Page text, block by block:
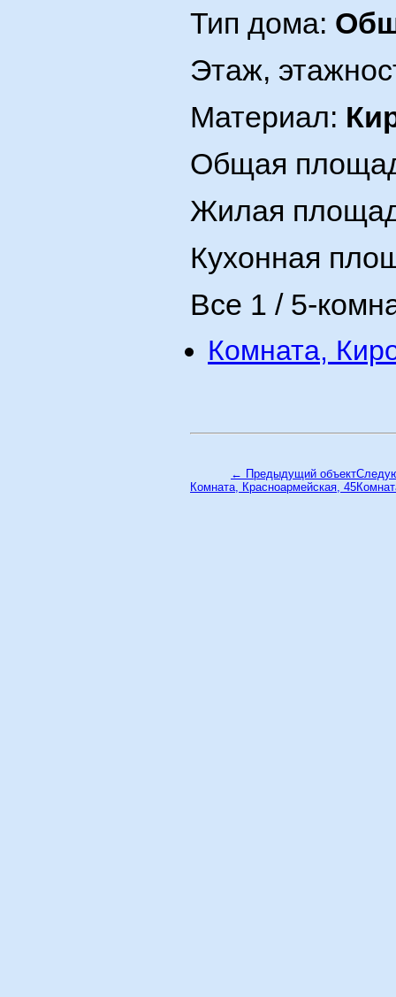
Тип дома:
Этаж,
Материал:
Общая
Жилая
Кухонная
Все 1 / 5-
Комната,
← Предыдущий объект
Комната, Красноармейская, 45